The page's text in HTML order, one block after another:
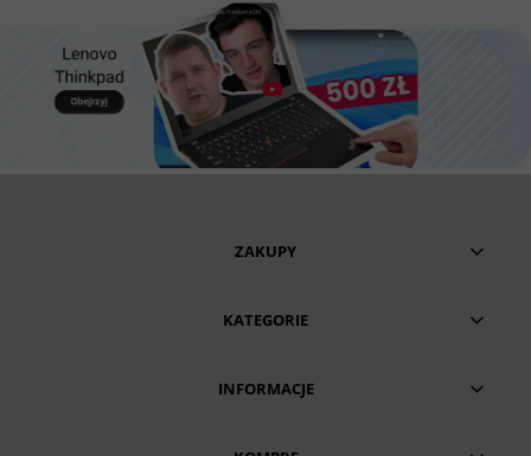
ZAKUPY
KATEGORIE
INFORMACJE